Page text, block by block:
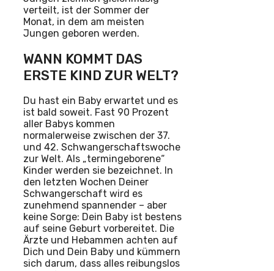
verteilt, ist der Sommer der
Monat, in dem am meisten
Jungen geboren werden.
WANN KOMMT DAS
ERSTE KIND ZUR WELT?
Du hast ein Baby erwartet und es
ist bald soweit. Fast 90 Prozent
aller Babys kommen
normalerweise zwischen der 37.
und 42. Schwangerschaftswoche
zur Welt. Als „termingeborene“
Kinder werden sie bezeichnet. In
den letzten Wochen Deiner
Schwangerschaft wird es
zunehmend spannender – aber
keine Sorge: Dein Baby ist bestens
auf seine Geburt vorbereitet. Die
Ärzte und Hebammen achten auf
Dich und Dein Baby und kümmern
sich darum, dass alles reibungslos